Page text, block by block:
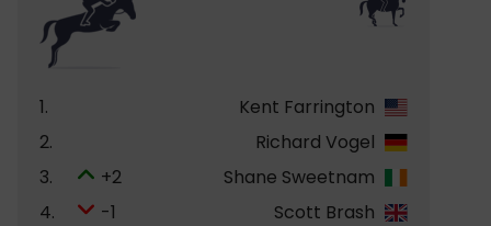
1.
Kent Farrington
2.
Richard Vogel
3.
+2
Shane Sweetnam
4.
-1
Scott Brash